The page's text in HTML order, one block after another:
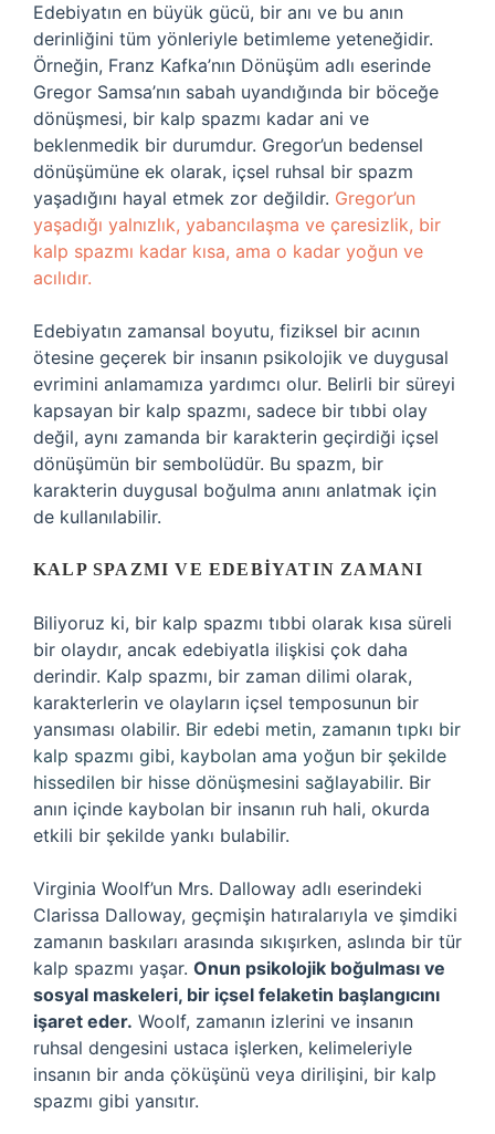
Edebiyatın en büyük gücü, bir anı ve bu anın
derinliğini tüm yönleriyle betimleme yeteneğidir.
Örneğin, Franz Kafka’nın Dönüşüm adlı eserinde
Gregor Samsa’nın sabah uyandığında bir böceğe
dönüşmesi, bir kalp spazmı kadar ani ve
beklenmedik bir durumdur. Gregor’un bedensel
dönüşümüne ek olarak, içsel ruhsal bir spazm
yaşadığını hayal etmek zor değildir. Gregor’un
yaşadığı yalnızlık, yabancılaşma ve çaresizlik, bir
kalp spazmı kadar kısa, ama o kadar yoğun ve
acılıdır.
Edebiyatın zamansal boyutu, fiziksel bir acının
ötesine geçerek bir insanın psikolojik ve duygusal
evrimini anlamamıza yardımcı olur. Belirli bir süreyi
kapsayan bir kalp spazmı, sadece bir tıbbi olay
değil, aynı zamanda bir karakterin geçirdiği içsel
dönüşümün bir sembolüdür. Bu spazm, bir
karakterin duygusal boğulma anını anlatmak için
de kullanılabilir.
KALP SPAZMI VE EDEBIYATIN ZAMANI
Biliyoruz ki, bir kalp spazmı tıbbi olarak kısa süreli
bir olaydır, ancak edebiyatla ilişkisi çok daha
derindir. Kalp spazmı, bir zaman dilimi olarak,
karakterlerin ve olayların içsel temposunun bir
yansıması olabilir. Bir edebi metin, zamanın tıpkı bir
kalp spazmı gibi, kaybolan ama yoğun bir şekilde
hissedilen bir hisse dönüşmesini sağlayabilir. Bir
anın içinde kaybolan bir insanın ruh hali, okurda
etkili bir şekilde yankı bulabilir.
Virginia Woolf’un Mrs. Dalloway adlı eserindeki
Clarissa Dalloway, geçmişin hatıralarıyla ve şimdiki
zamanın baskıları arasında sıkışırken, aslında bir tür
kalp spazmı yaşar. Onun psikolojik boğulması ve
sosyal maskeleri, bir içsel felaketin başlangıcını
işaret eder. Woolf, zamanın izlerini ve insanın
ruhsal dengesini ustaca işlerken, kelimeleriyle
insanın bir anda çöküşünü veya dirilişini, bir kalp
spazmı gibi yansıtır.